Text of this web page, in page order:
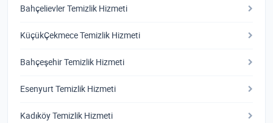
Bahçelievler Temizlik Hizmeti
KüçükÇekmece Temizlik Hizmeti
Bahçeşehir Temizlik Hizmeti
Esenyurt Temizlik Hizmeti
Kadıköy Temizlik Hizmeti